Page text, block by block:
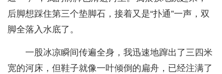
后脚想踩住第三个垫脚石，接着又是“扑通”一声，双
脚全落入水底了。
一股冰凉瞬间传遍全身，我迅速地蹿出了三四米
宽的河床，但鞋子就像一叶倾倒的扁舟，已经注满了